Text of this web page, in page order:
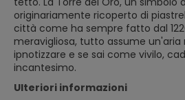
originariamente ricoperto di
città come ha sempre fatto dal
meravigliosa, tutto assume
ipnotizzare e se sai come vivilo,
incantesimo.
Ulteriori informazioni